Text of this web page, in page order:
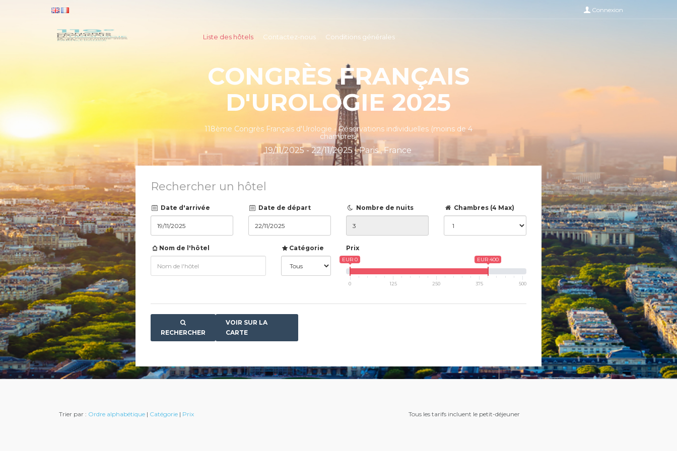
Connexion
Liste des hôtels Contactez-nous Conditions générales
CONGRÈS FRANÇAIS
D'UROLOGIE 2025
118ème Congrès Français d'Urologie - Réservations individuelles (moins de 4
chambres)
19/11/2025 - 22/11/2025 | Paris , France
Rechercher un hôtel
Date d'arrivée Date de départ Nombre de nuits Chambres (4 Max)
Nom de l'hôtel Catégorie Prix
EUR 0 EUR 400
0 125 250 375 500
RECHERCHER
VOIR SUR LA
CARTE
Trier par : Ordre alphabétique | Catégorie | Prix Tous les tarifs incluent le petit-déjeuner